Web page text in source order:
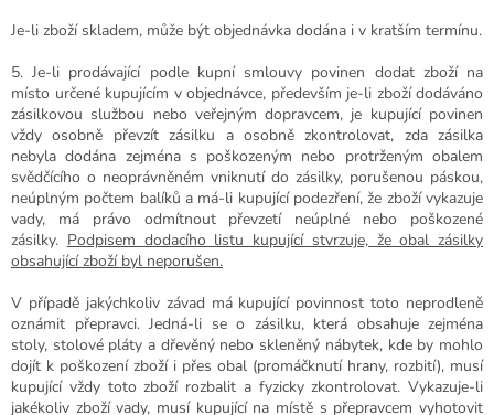
Je-li zboží skladem, může být objednávka dodána i v kratším termínu.
5. Je-li prodávající podle kupní smlouvy povinen dodat zboží na
místo určené kupujícím v objednávce, především je-li zboží dodáváno
zásilkovou službou nebo veřejným dopravcem, je kupující povinen
vždy osobně převzít zásilku a osobně zkontrolovat, zda zásilka
nebyla dodána zejména s poškozeným nebo protrženým obalem
svědčícího o neoprávněném vniknutí do zásilky, porušenou páskou,
neúplným počtem balíků a má-li kupující podezření, že zboží vykazuje
vady, má právo odmítnout převzetí neúplné nebo poškozené
zásilky. Podpisem dodacího listu kupující stvrzuje, že obal zásilky
obsahující zboží byl neporušen.
V případě jakýchkoliv závad má kupující povinnost toto neprodleně
oznámit přepravci. Jedná-li se o zásilku, která obsahuje zejména
stoly, stolové pláty a dřevěný nebo skleněný nábytek, kde by mohlo
dojít k poškození zboží i přes obal (promáčknutí hrany, rozbití), musí
kupující vždy toto zboží rozbalit a fyzicky zkontrolovat. Vykazuje-li
jakékoliv zboží vady, musí kupující na místě s přepravcem vyhotovit